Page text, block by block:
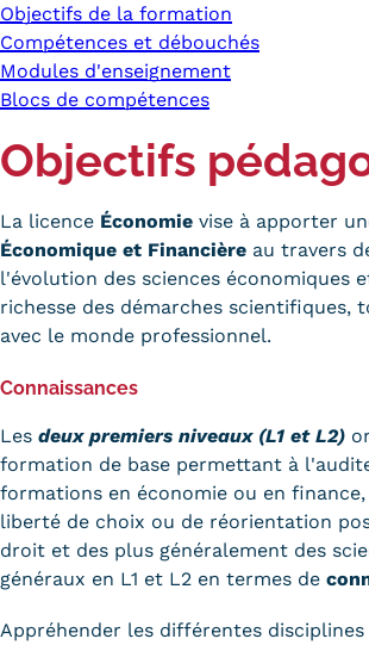
Objectifs de la formation
Compétences et débouchés
Modules d'enseignement
Blocs de compétences
Objectifs
La licence Économie vise à apporter
Économique et Financière au travers
l'évolution des sciences économiques
richesse des démarches scientifiques,
avec le monde professionnel.
Connaissances
Les deux premiers niveaux (L1 et L2)
formation de base permettant à
formations en économie ou en
liberté de choix ou de réorientation
droit et des plus généralement des
généraux en L1 et L2 en termes de
Appréhender les différentes